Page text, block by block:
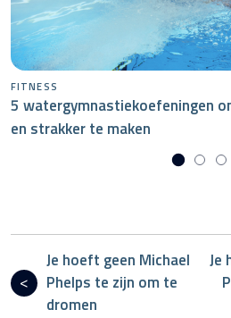
FITNESS
5 watergymnastiekoefeningen
en strakker te maken
Je hoeft geen Michael
Phelps te zijn om te
dromen
Je